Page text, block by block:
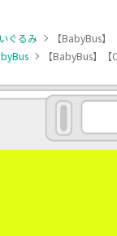
ぐるみ
【BabyBus
【BabyBus】